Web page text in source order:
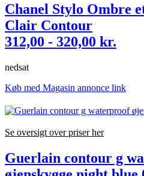
Chanel Stylo Ombre
Clair Contour
312,00 - 320,00 kr.
nedsat
Køb med Magasin annonce link
Se oversigt over priser her
Guerlain contour g